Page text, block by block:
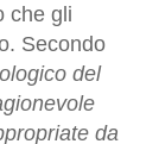
che gli
Secondo
del
da